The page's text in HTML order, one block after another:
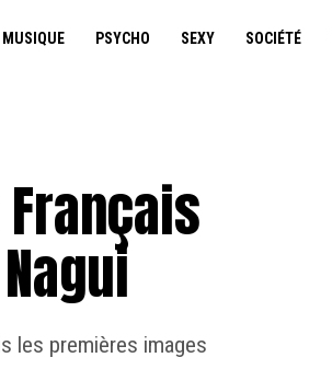
MUSIQUE PSYCHO SEXY SOCIÉTÉ
les premières images